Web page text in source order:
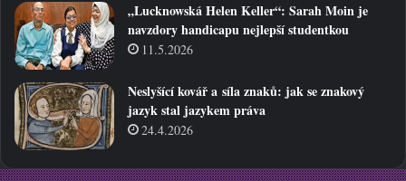
„Lucknowská Helen Keller“: Sarah Moin je
navzdory handicapu nejlepší studentkou
11.5.2026
Neslyšící kovář a síla znaků: jak se znakový
jazyk stal jazykem práva
24.4.2026